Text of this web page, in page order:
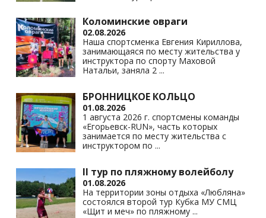
Коломинские овраги
02.08.2026
Наша спортсменка Евгения Кириллова,
занимающаяся по месту жительства у
инструктора по спорту Маховой
Натальи, заняла 2 ...
БРОННИЦКОЕ КОЛЬЦО
01.08.2026
1 августа 2026 г. спортсмены команды
«Егорьевск-RUN», часть которых
занимается по месту жительства с
инструктором по ...
II тур по пляжному волейболу
01.08.2026
На территории зоны отдыха «Любляна»
состоялся второй тур Кубка МУ СМЦ
«Щит и меч» по пляжному ...